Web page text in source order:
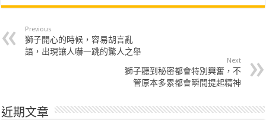
Previous
獅子開心的時候，容易胡言亂
語，出現讓人嚇一跳的驚人之舉
Next
獅子聽到秘密都會特別興奮，不
管原本多累都會瞬間提起精神
近期文章